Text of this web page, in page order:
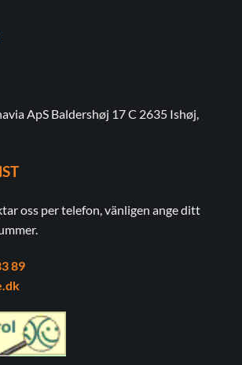
ApS Baldershøj 17 C 2635 Ishøj,
oss per telefon, vänligen ange ditt
89